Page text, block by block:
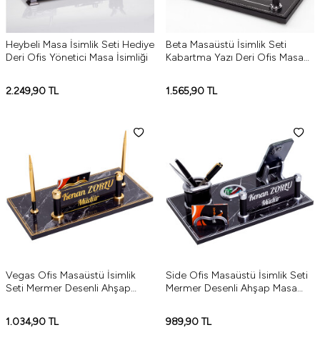
Heybeli Masa İsimlik Seti Hediye
Deri Ofis Yönetici Masa İsimliği
2.249,90 TL
Beta Masaüstü İsimlik Seti
Kabartma Yazı Deri Ofis Masa
1.565,90 TL
Vegas Ofis Masaüstü İsimlik
Seti Mermer Desenli Ahşap
1.034,90 TL
Side Ofis Masaüstü İsimlik Seti
Mermer Desenli Ahşap Masa
989,90 TL